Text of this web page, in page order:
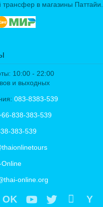
трансфер в магазины Паттайи.
10:00 - 22:00
и выходных
083-8383-539
838-383-539
383-539
online.org
OK Y